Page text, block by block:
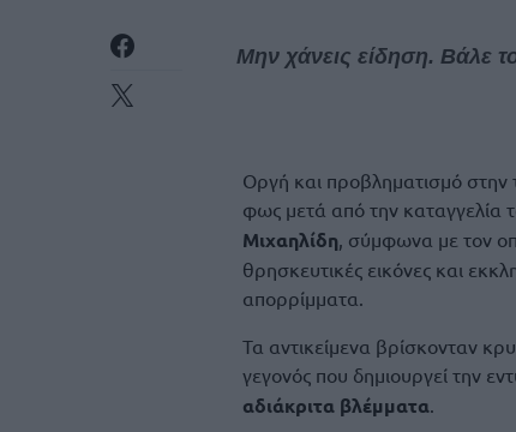
Μην χάνεις είδηση. Βάλε
Οργή και προβληματισμό στην
φως μετά από την καταγγελία
Μιχαηλίδη, σύμφωνα με τον
θρησκευτικές εικόνες και
απορρίμματα.
Τα αντικείμενα βρίσκονταν
γεγονός που δημιουργεί την
αδιάκριτα βλέμματα.